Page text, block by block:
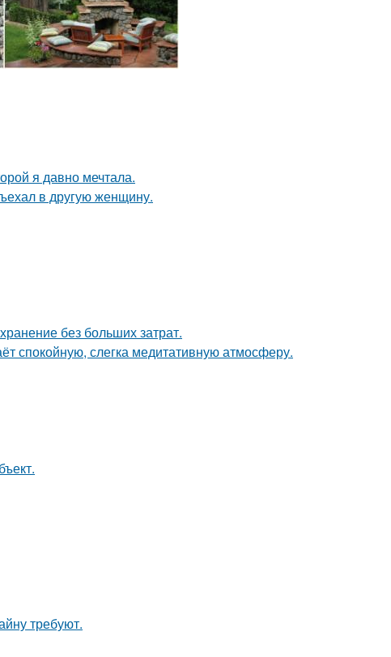
я давно мечтала.
в другую женщину.
без больших затрат.
спокойную, слегка медитативную атмосферу.
требуют.